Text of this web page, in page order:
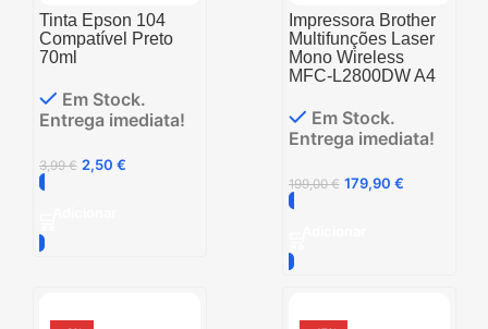
Tinta Epson 104
Compatível Preto
70ml
Em Stock.
Entrega imediata!
3,99€ 2,50 €
Impressora Brother
Multifunções Laser
Mono Wireless
MFC-L2800DW A4
Em Stock.
Entrega imediata!
199,00€ 179,90 €